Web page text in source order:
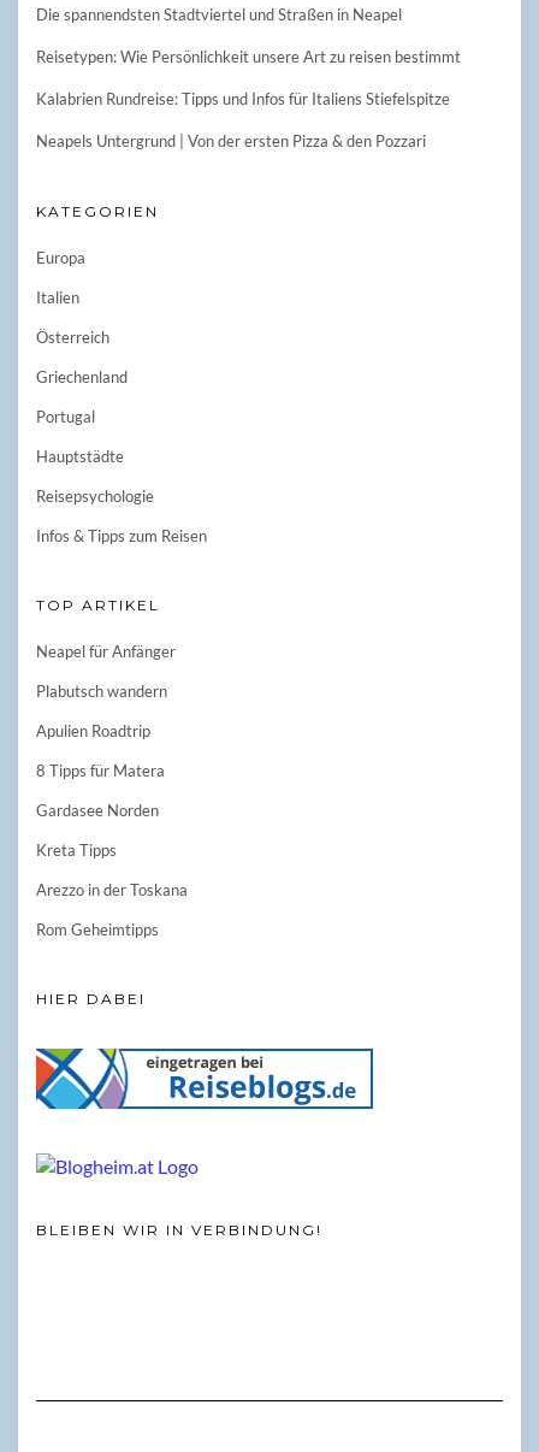
Die spannendsten Stadtviertel und Straßen in Neapel
Reisetypen: Wie Persönlichkeit unsere Art zu reisen bestimmt
Kalabrien Rundreise: Tipps und Infos für Italiens Stiefelspitze
Neapels Untergrund | Von der ersten Pizza & den Pozzari
KATEGORIEN
Europa
Italien
Österreich
Griechenland
Portugal
Hauptstädte
Reisepsychologie
Infos & Tipps zum Reisen
TOP ARTIKEL
Neapel für Anfänger
Plabutsch wandern
Apulien Roadtrip
8 Tipps für Matera
Gardasee Norden
Kreta Tipps
Arezzo in der Toskana
Rom Geheimtipps
HIER DABEI
BLEIBEN WIR IN VERBINDUNG!